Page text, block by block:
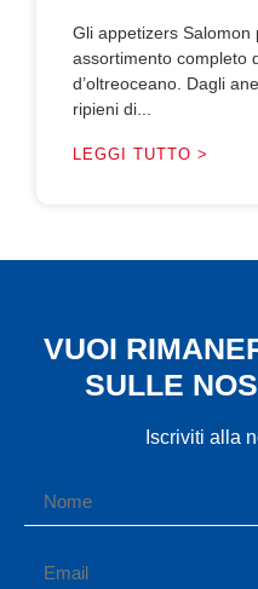
Gli appetizers Salomon
assortimento completo
d’oltreoceano. Dagli
ripieni di...
LEGGI TUTTO >
VUOI
SULLE
Iscriviti alla